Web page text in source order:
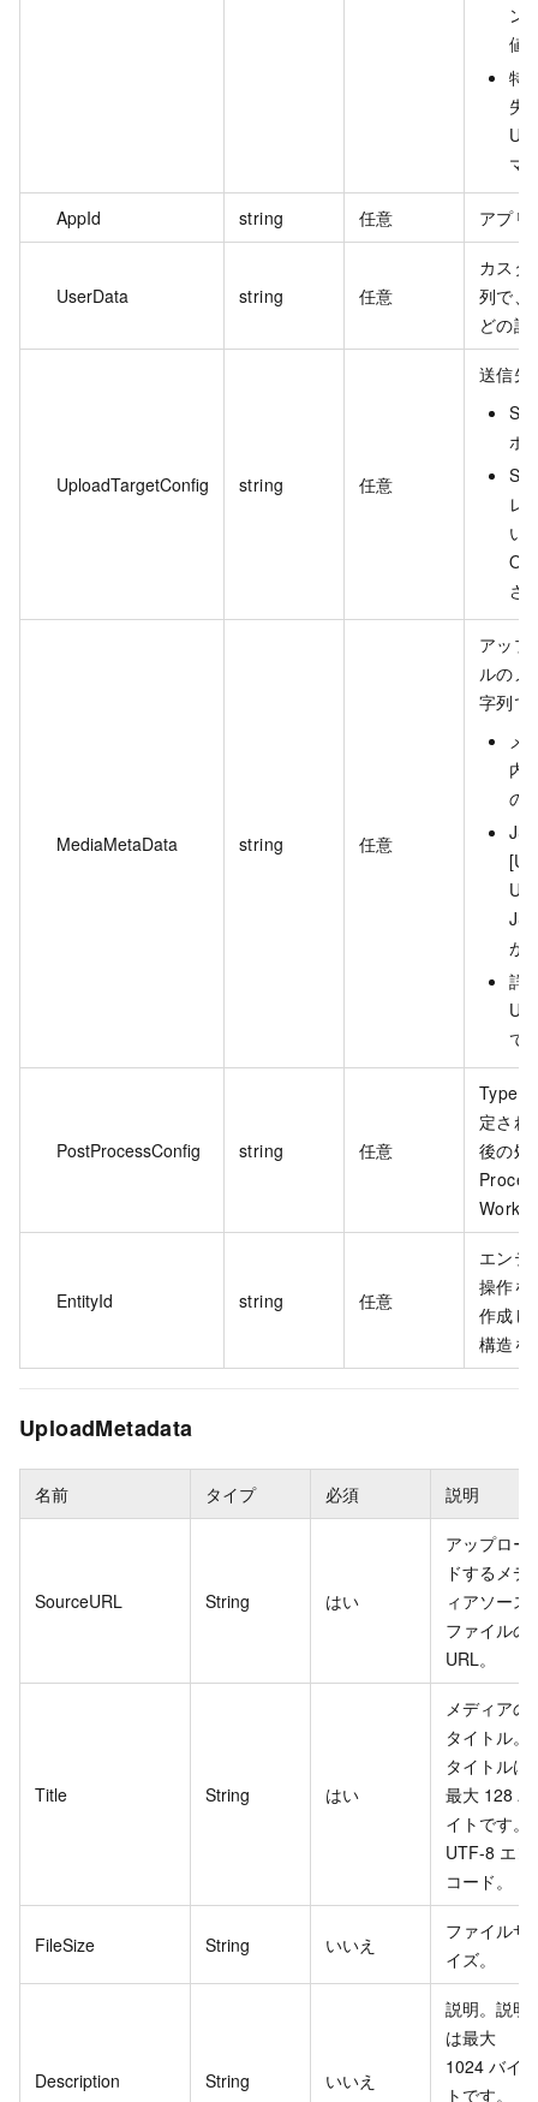
ン
値
特
失
マ
AppId string 任意 アプリ
UserData string 任意
カスタ
列で、
どの設
UploadTargetConfig string 任意
送信先
ポ
レ
い
さ
MediaMetaData string 任意
アップ
ルの
字列で
メ
内
の
が
詳
て
PostProcessConfig string 任意
Type
定され
後の処
EntityId string 任意
エン
操作を
作成し
構造を
UploadMetadata
名前 タイプ 必須 説明
SourceURL String はい
アップロー
ドするメデ
ィアソース
ファイルの
URL。
Title String はい
メディアの
タイトル。
タイトルは
最大 128 バ
イトです。
UTF-8 エン
コード。
FileSize String いいえ
ファイルサ
イズ。
Description String いいえ
説明。説明
は最大
1024 バイ
トです。